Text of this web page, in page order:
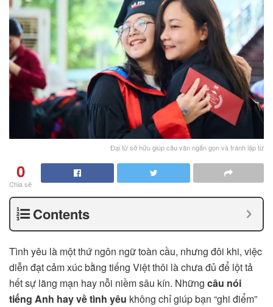
Đại từ sở hữu giúp câu văn ngắn gọn và tránh lặp từ
0
Chia sẻ
Contents
Tình yêu là một thứ ngôn ngữ toàn cầu, nhưng đôi khi, việc
diễn đạt cảm xúc bằng tiếng Việt thôi là chưa đủ để lột tả
hết sự lãng mạn hay nỗi niềm sâu kín. Những câu nói
tiếng Anh hay về tình yêu không chỉ giúp bạn “ghi điểm”